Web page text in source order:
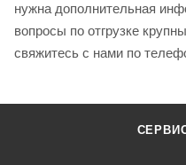
нужна дополнительная
вопросы по отгрузке
свяжитесь с нами по